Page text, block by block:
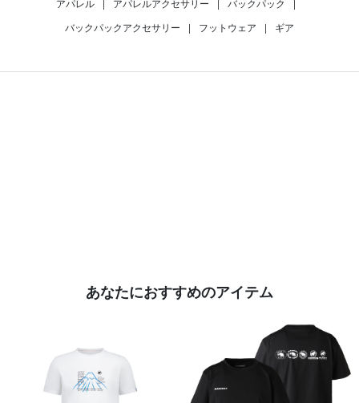
バックパックアクセサリー
| フットウェア | ギア
あなたにおすすめのアイテム